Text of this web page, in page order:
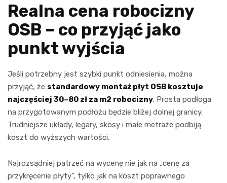
Realna cena robocizny
OSB – co przyjąć jako
punkt wyjścia
Jeśli potrzebny jest szybki punkt odniesienia, można
przyjąć, że standardowy montaż płyt OSB kosztuje
najczęściej 30–80 zł za m2 robocizny. Prosta podłoga
na przygotowanym podłożu będzie bliżej dolnej granicy.
Trudniejsze układy, legary, skosy i małe metraże podbiją
koszt do wyższych wartości.
Najrozsądniej patrzeć na wycenę nie jak na „cenę za
przykręcenie płyty”, tylko jak na koszt poprawnego